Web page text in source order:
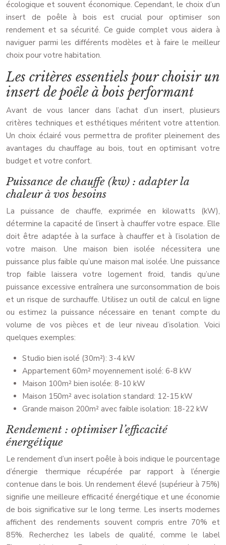
écologique et souvent économique. Cependant, le choix d’un
insert de poêle à bois est crucial pour optimiser son
rendement et sa sécurité. Ce guide complet vous aidera à
naviguer parmi les différents modèles et à faire le meilleur
choix pour votre habitation.
Les critères essentiels pour choisir un
insert de poêle à bois performant
Avant de vous lancer dans l’achat d’un insert, plusieurs
critères techniques et esthétiques méritent votre attention.
Un choix éclairé vous permettra de profiter pleinement des
avantages du chauffage au bois, tout en optimisant votre
budget et votre confort.
Puissance de chauffe (kw) : adapter la
chaleur à vos besoins
La puissance de chauffe, exprimée en kilowatts (kW),
détermine la capacité de l’insert à chauffer votre espace. Elle
doit être adaptée à la surface à chauffer et à l’isolation de
votre maison. Une maison bien isolée nécessitera une
puissance plus faible qu’une maison mal isolée. Une puissance
trop faible laissera votre logement froid, tandis qu’une
puissance excessive entraînera une surconsommation de bois
et un risque de surchauffe. Utilisez un outil de calcul en ligne
ou estimez la puissance nécessaire en tenant compte du
volume de vos pièces et de leur niveau d’isolation. Voici
quelques exemples:
Studio bien isolé (30m²): 3-4 kW
Appartement 60m² moyennement isolé: 6-8 kW
Maison 100m² bien isolée: 8-10 kW
Maison 150m² avec isolation standard: 12-15 kW
Grande maison 200m² avec faible isolation: 18-22 kW
Rendement : optimiser l’efficacité
énergétique
Le rendement d’un insert poêle à bois indique le pourcentage
d’énergie thermique récupérée par rapport à l’énergie
contenue dans le bois. Un rendement élevé (supérieur à 75%)
signifie une meilleure efficacité énergétique et une économie
de bois significative sur le long terme. Les inserts modernes
affichent des rendements souvent compris entre 70% et
85%. Recherchez les labels de qualité, comme le label